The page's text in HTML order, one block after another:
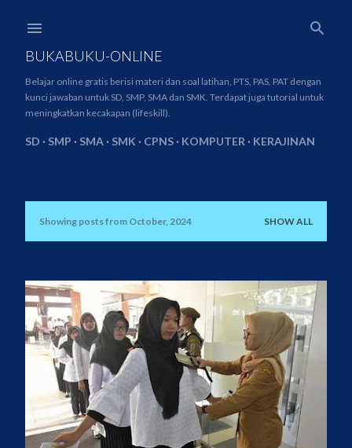
BUKABUKU-ONLINE
Belajar online gratis berisi materi dan soal latihan, PTS, PAS, PAT dengan
kunci jawaban untuk SD, SMP, SMA dan SMK. Terdapat juga tutorial untuk
meningkatkan kecakapan (lifeskill).
SD SMP SMA SMK CPNS KOMPUTER KERAJINAN
P
s
t
s
Showing posts from October, 2024 SHOW ALL